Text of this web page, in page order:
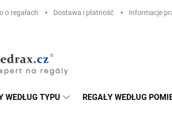
o regałach Dostawa i płatność Informacje
WEDŁUG TYPU REGAŁY WEDŁUG